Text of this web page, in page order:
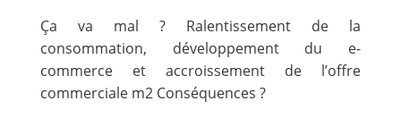
Ça va mal ? Ralentissement de la
consommation, développement du e-
commerce et accroissement de l’offre
commerciale m2 Conséquences ?